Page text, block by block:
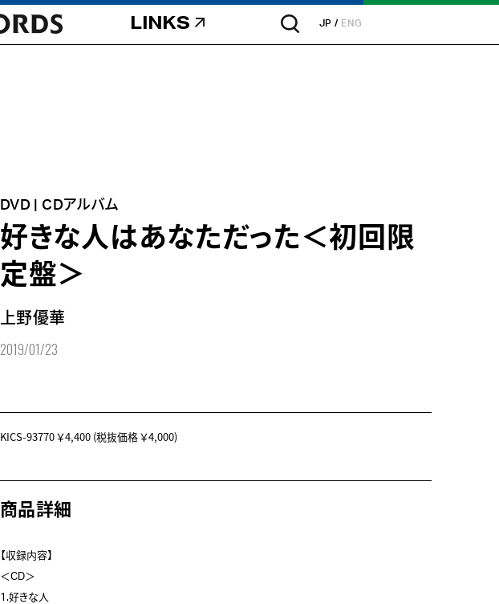
LINKS JP ENG
DVD | CDアルバム
好きな人はあなただった＜初回限
定盤＞
上野優華
2019/01/23
KICS-93770￥4,400 (税抜価格 ￥4,000)
商品詳細
【収録内容】
＜CD＞
1.好きな人